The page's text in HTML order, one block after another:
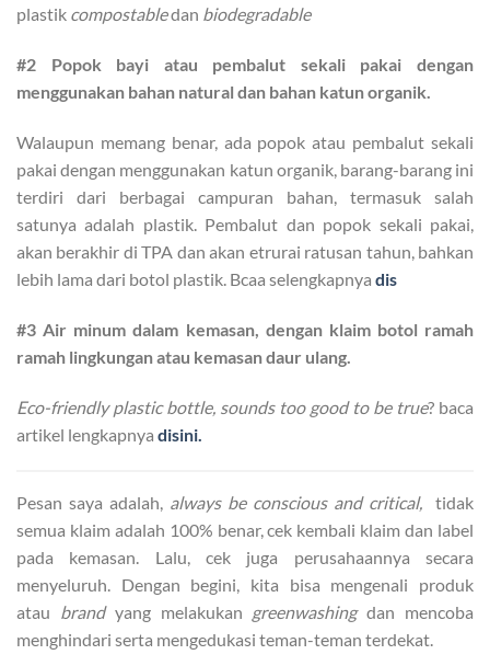
plastik compostabledan biodegradable
#2 Popok bayi atau pembalut sekali pakai dengan
menggunakan bahan natural dan bahan katun organik.
Walaupun memang benar, ada popok atau pembalut sekali
pakai dengan menggunakan katun organik, barang-barang ini
terdiri dari berbagai campuran bahan, termasuk salah
satunya adalah plastik. Pembalut dan popok sekali pakai,
akan berakhir di TPA dan akan etrurai ratusan tahun, bahkan
lebih lama dari botol plastik. Bcaa selengkapnya dis
#3 Air minum dalam kemasan, dengan klaim botol ramah
ramah lingkungan atau kemasan daur ulang.
Eco-friendly plastic bottle, sounds too good to be true? baca
artikel lengkapnya disini.
Pesan saya adalah, always be conscious and critical,
tidak
semua klaim adalah 100% benar, cek kembali klaim dan label
pada kemasan. Lalu, cek juga perusahaannya secara
menyeluruh. Dengan begini, kita bisa mengenali produk
atau brandyang melakukan greenwashingdan mencoba
menghindari serta mengedukasi teman-teman terdekat.